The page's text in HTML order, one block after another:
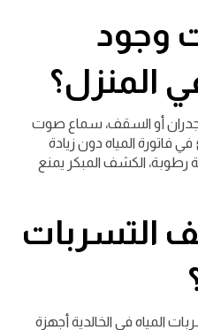
وجود
المنزل؟
أو السقف، سماع صوت
فاتورة المياه دون زيادة
رطوبة، الكشف المبكر يمنع
التسربات
في الخالدية أجهزة